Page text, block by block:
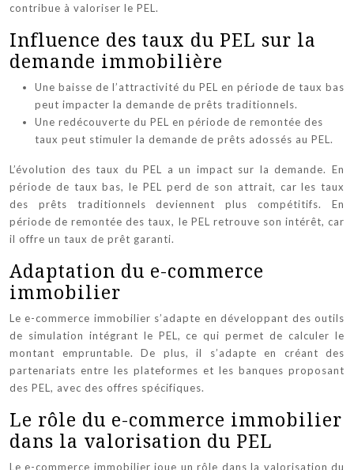
contribue à valoriser le PEL.
Influence des taux du PEL sur la
demande immobilière
Une baisse de l’attractivité du PEL en période de taux bas
peut impacter la demande de prêts traditionnels.
Une redécouverte du PEL en période de remontée des
taux peut stimuler la demande de prêts adossés au PEL.
L’évolution des taux du PEL a un impact sur la demande. En
période de taux bas, le PEL perd de son attrait, car les taux
des prêts traditionnels deviennent plus compétitifs. En
période de remontée des taux, le PEL retrouve son intérêt, car
il offre un taux de prêt garanti.
Adaptation du e-commerce
immobilier
Le e-commerce immobilier s’adapte en développant des outils
de simulation intégrant le PEL, ce qui permet de calculer le
montant empruntable. De plus, il s’adapte en créant des
partenariats entre les plateformes et les banques proposant
des PEL, avec des offres spécifiques.
Le rôle du e-commerce immobilier
dans la valorisation du PEL
Le e-commerce immobilier joue un rôle dans la valorisation du